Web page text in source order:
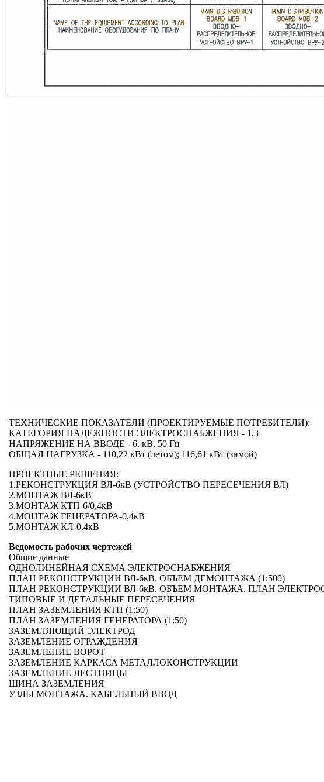
ТЕХНИЧЕСКИЕ ПОКАЗАТЕЛИ (ПРОЕКТИРУЕМЫЕ ПОТРЕБИТЕЛИ):
КАТЕГОРИЯ НАДЕЖНОСТИ ЭЛЕКТРОСНАБЖЕНИЯ - 1,3
НАПРЯЖЕНИЕ НА ВВОДЕ - 6, кВ, 50 Гц
ОБЩАЯ НАГРУЗКА - 110,22 кВт (летом); 116,61 кВт (зимой)
ПРОЕКТНЫЕ РЕШЕНИЯ:
1.РЕКОНСТРУКЦИЯ ВЛ-6кВ (УСТРОЙСТВО ПЕРЕСЕЧЕНИЯ ВЛ)
2.МОНТАЖ ВЛ-6кВ
3.МОНТАЖ КТП-6/0,4кВ
4.МОНТАЖ ГЕНЕРАТОРА-0,4кВ
5.МОНТАЖ КЛ-0,4кВ
Ведомость рабочих чертежей
Общие данные
ОДНОЛИНЕЙНАЯ СХЕМА ЭЛЕКТРОСНАБЖЕНИЯ
ПЛАН РЕКОНСТРУКЦИИ ВЛ-6кВ. ОБЪЕМ ДЕМОНТАЖА (1:500)
ПЛАН РЕКОНСТРУКЦИИ ВЛ-6кВ. ОБЪЕМ МОНТАЖА. ПЛАН
ТИПОВЫЕ И ДЕТАЛЬНЫЕ ПЕРЕСЕЧЕНИЯ
ПЛАН ЗАЗЕМЛЕНИЯ КТП (1:50)
ПЛАН ЗАЗЕМЛЕНИЯ ГЕНЕРАТОРА (1:50)
ЗАЗЕМЛЯЮЩИЙ ЭЛЕКТРОД
ЗАЗЕМЛЕНИЕ ОГРАЖДЕНИЯ
ЗАЗЕМЛЕНИЕ ВОРОТ
ЗАЗЕМЛЕНИЕ КАРКАСА МЕТАЛЛОКОНСТРУКЦИИ
ЗАЗЕМЛЕНИЕ ЛЕСТНИЦЫ
ШИНА ЗАЗЕМЛЕНИЯ
УЗЛЫ МОНТАЖА. КАБЕЛЬНЫЙ ВВОД